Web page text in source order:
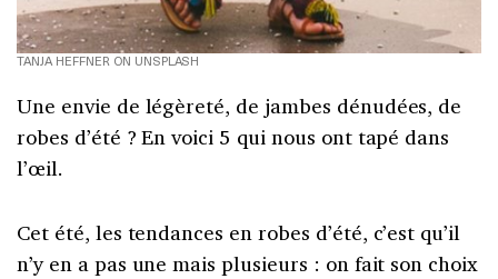
TANJA HEFFNER ON UNSPLASH
Une envie de légèreté, de jambes dénudées, de
robes d’été ? En voici 5 qui nous ont tapé dans
l’œil.
Cet été, les tendances en robes d’été, c’est qu’il
n’y en a pas une mais plusieurs : on fait son choix